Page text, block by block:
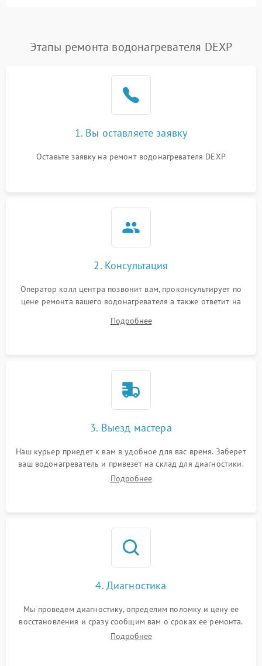
Этапы ремонта водонагревателя DEXP
1. Вы оставляете заявку
Оставьте заявку на ремонт водонагревателя DEXP
2. Консультация
Оператор колл центра позвонит вам, проконсультирует по
цене ремонта вашего водонагревателя а также ответит на
Подробнее
3. Выезд мастера
Наш курьер приедет к вам в удобное для вас время. Заберет
ваш водонагреватель и привезет на склад для диагностики.
Подробнее
4. Диагностика
Мы проведем диагностику, определим поломку и цену ее
восстановления и сразу сообщим вам о сроках ее ремонта.
Подробнее